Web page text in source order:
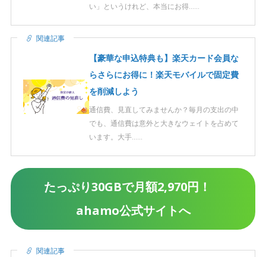
い」というけれど、本当にお得……
関連記事
【豪華な申込特典も】楽天カード会員な
らさらにお得に！楽天モバイルで固定費
を削減しよう
通信費、見直してみませんか？毎月の支出の中
でも、通信費は意外と大きなウェイトを占めて
います。大手……
たっぷり30GBで月額2,970円！
ahamo公式サイトへ
関連記事